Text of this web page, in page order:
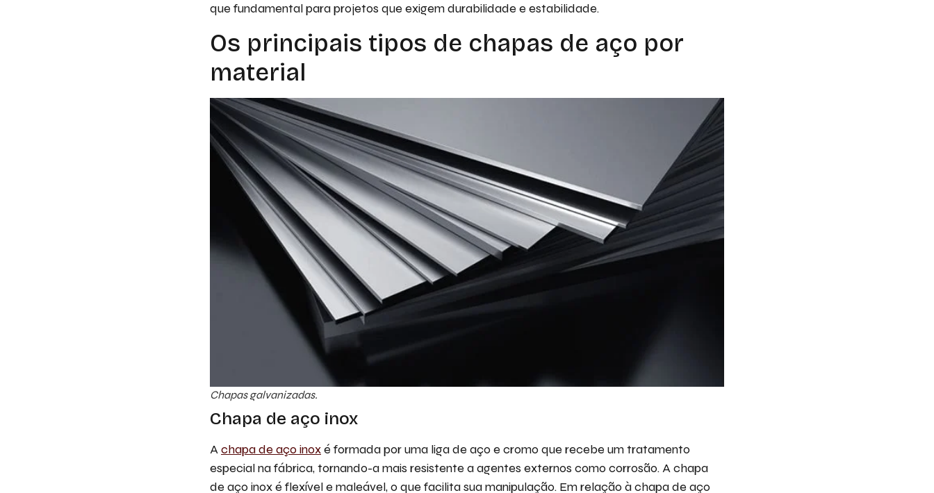
que fundamental para projetos que exigem durabilidade e estabilidade.
Os principais tipos de chapas de aço por
material
Chapas galvanizadas.
Chapa de aço inox
Achapa de aço inoxé formada por uma liga de aço e cromo que recebe um tratamento
especial na fábrica, tornando-a mais resistente a agentes externos como corrosão. A chapa
de aço inox é flexível e maleável, o que facilita sua manipulação. Em relação à chapa de aço